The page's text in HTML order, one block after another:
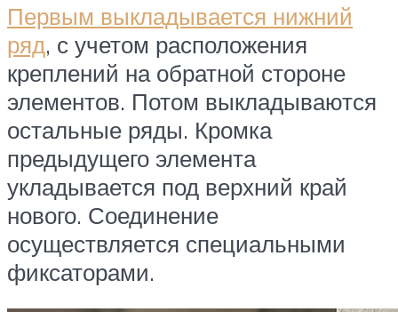
Первым выкладывается нижний
ряд, с учетом расположения
креплений на обратной стороне
элементов. Потом выкладываются
остальные ряды. Кромка
предыдущего элемента
укладывается под верхний край
нового. Соединение
осуществляется специальными
фиксаторами.